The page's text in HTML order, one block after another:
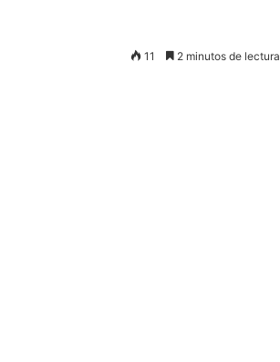
11 2 minutos de lectura